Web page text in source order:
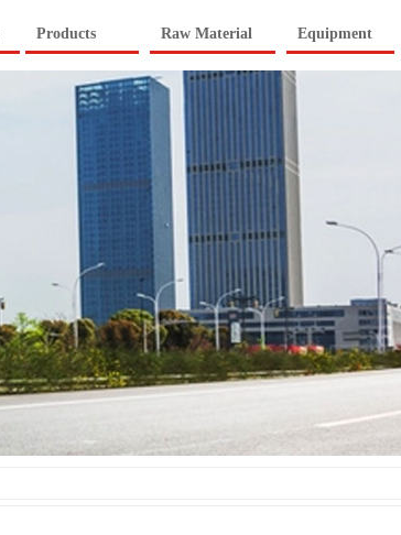
Products Raw Material Equipment